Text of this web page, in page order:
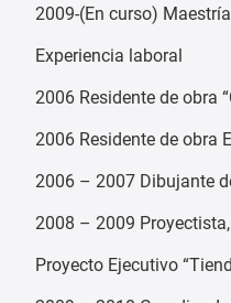
2009-(En curso)
Experiencia laboral
2006 Residente de obra
2006 Residente de obra
2006 – 2007 Dibujante
2008 – 2009
Proyecto Ejecutivo